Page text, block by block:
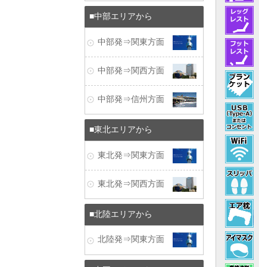
中部エリアから
中部発⇒関東方面
中部発⇒関西方面
中部発⇒信州方面
東北エリアから
東北発⇒関東方面
東北発⇒関西方面
北陸エリアから
北陸発⇒関東方面